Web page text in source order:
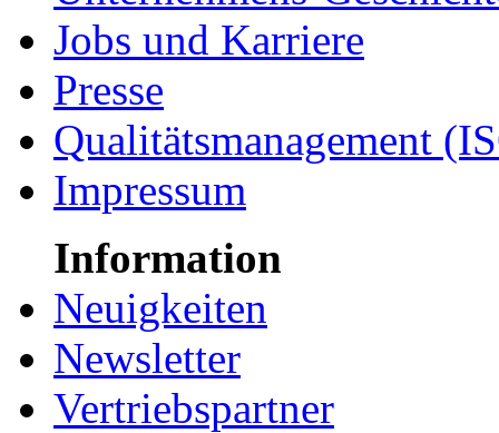
Jobs und Karriere
Presse
Qualitätsmanagement
Impressum
Information
Neuigkeiten
Newsletter
Vertriebspartner